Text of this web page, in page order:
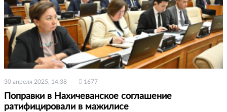
30 апреля 2025, 14:38 1677
Поправки в Нахичеванское соглашение
ратифицировали в мажилисе